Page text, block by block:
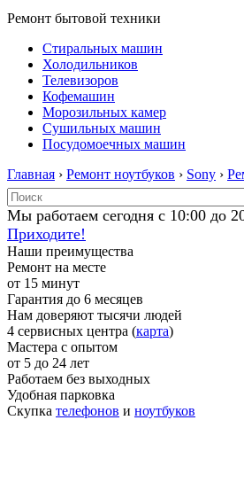
Ремонт бытовой техники
Стиральных машин
Холодильников
Телевизоров
Кофемашин
Морозильных камер
Сушильных машин
Посудомоечных машин
Главная › Ремонт ноутбуков › Sony ›
Мы работаем сегодня с 10:00 до
Приходите!
Наши преимущества
Ремонт на месте
от 15 минут
Гарантия до 6 месяцев
Нам доверяют тысячи людей
4 сервисных центра (карта)
Мастера с опытом
от 5 до 24 лет
Работаем без выходных
Удобная парковка
Скупка телефонов и ноутбуков